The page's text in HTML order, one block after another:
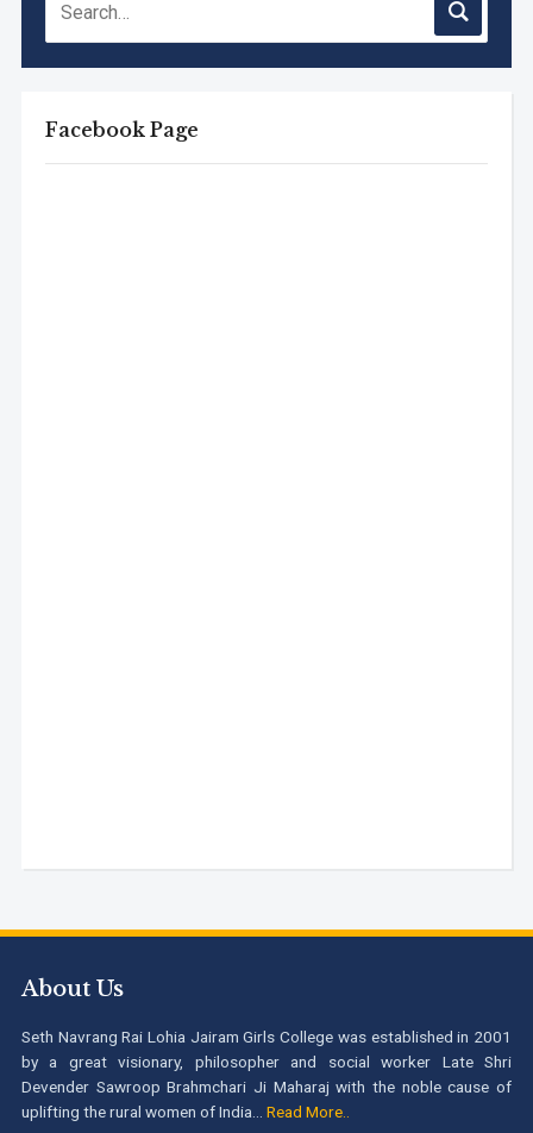
Facebook Page
About Us
Seth Navrang Rai Lohia Jairam Girls College was established in 2001
by a great visionary, philosopher and social worker Late Shri
Devender Sawroop Brahmchari Ji Maharaj with the noble cause of
uplifting the rural women of India... Read More..